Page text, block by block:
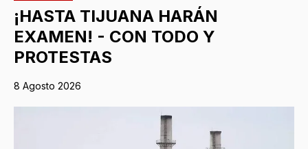
¡HASTA TIJUANA HARÁN
EXAMEN! - CON TODO Y
PROTESTAS
8 Agosto 2026